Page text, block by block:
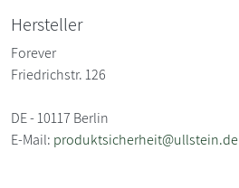
Hersteller
Forever
Friedrichstr. 126
DE - 10117 Berlin
E-Mail: produktsicherheit@ullstein.de